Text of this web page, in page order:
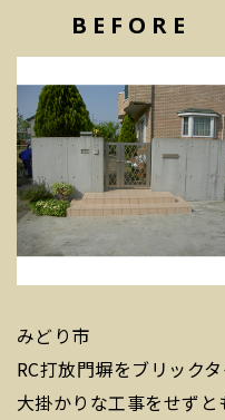
BEFORE
みどり市
RC打放門塀をブリック
大掛かりな工事をせず